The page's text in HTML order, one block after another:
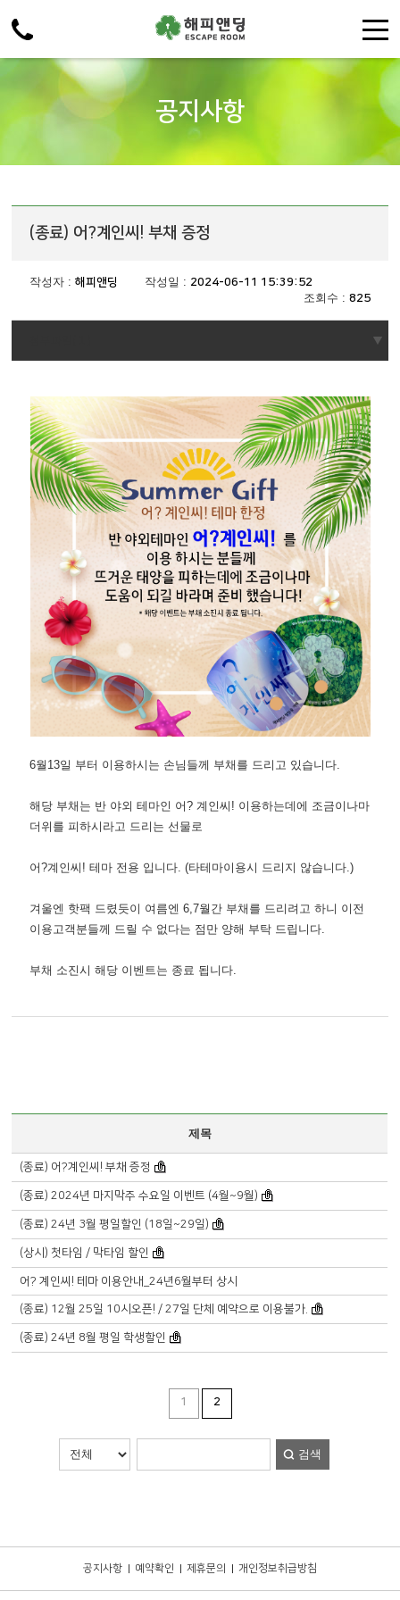
공지사항
(종료) 어?계인씨! 부채 증정
작성자 :해피앤딩 작성일 : 2024-06-11 15:39:52
조회수 : 825
6월13일 부터 이용하시는 손님들께 부채를 드리고 있습니다.
해당 부채는 반 야외 테마인 어? 계인씨! 이용하는데에 조금이나마
더위를 피하시라고 드리는 선물로
어?계인씨! 테마 전용 입니다. (타테마이용시 드리지 않습니다.)
겨울엔 핫팩 드렸듯이 여름엔 6,7월간 부채를 드리려고 하니 이전
이용고객분들께 드릴 수 없다는 점만 양해 부탁 드립니다.
부채 소진시 해당 이벤트는 종료 됩니다.
제목
(종료) 어?계인씨! 부채 증정
(종료) 2024년 마지막주 수요일 이벤트 (4월~9월)
(종료) 24년 3월 평일할인 (18일~29일)
(상시) 첫타임 / 막타임 할인
어? 계인씨! 테마 이용안내_24년6월부터 상시
(종료) 12월 25일 10시오픈! / 27일 단체 예약으로 이용불가.
(종료) 24년 8월 평일 학생할인
1 2
검색
공지사항 예약확인 제휴문의 개인정보취급방침